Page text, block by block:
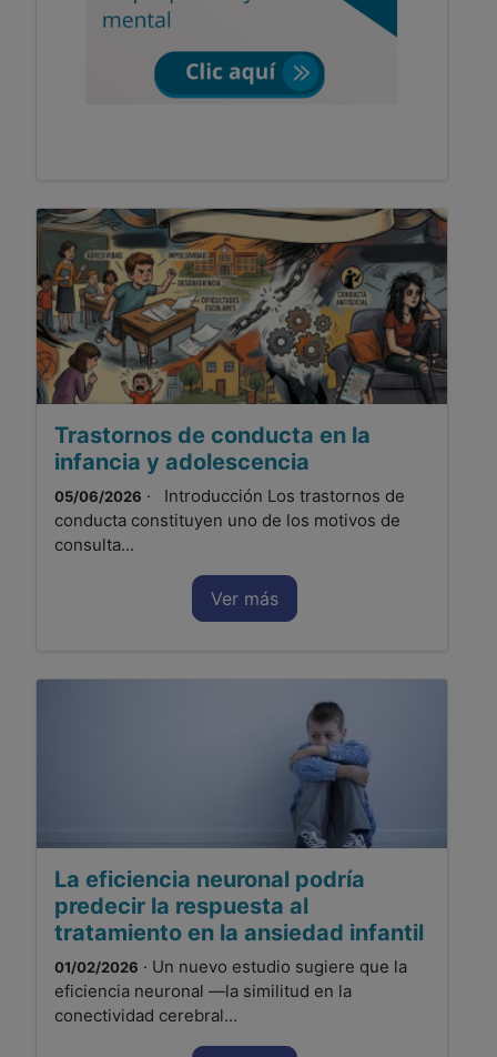
Trastornos de conducta en la
infancia y adolescencia
05/06/2026 · Introducción Los trastornos de
conducta constituyen uno de los motivos de
consulta...
Ver más
La eficiencia neuronal podría
predecir la respuesta al
tratamiento en la ansiedad infantil
01/02/2026 · Un nuevo estudio sugiere que la
eficiencia neuronal —la similitud en la
conectividad cerebral...